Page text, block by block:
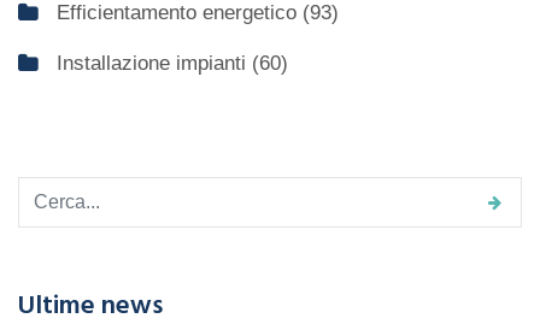
Efficientamento energetico (93)
Installazione impianti (60)
Ultime news